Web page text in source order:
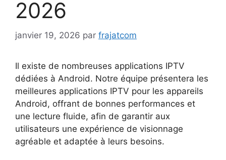
2026
janvier 19, 2026 par frajatcom
Il existe de nombreuses applications IPTV
dédiées à Android. Notre équipe présentera les
meilleures applications IPTV pour les appareils
Android, offrant de bonnes performances et
une lecture fluide, afin de garantir aux
utilisateurs une expérience de visionnage
agréable et adaptée à leurs besoins.